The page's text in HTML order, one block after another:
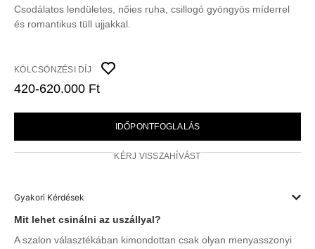
Csodálatos lendületes, nőies ruha, csillogó gyöngyös míderrel
és romantikus tüll ujjakkal.
KÖLCSÖNZÉSI DÍJ
420-620.000 Ft
IDŐPONTFOGLALÁS
KÉRJ VISSZAHÍVÁST
Gyakori Kérdések
Mit lehet csinálni az uszállyal?
A szalon választékában kimondottan csak olyan menyasszonyi